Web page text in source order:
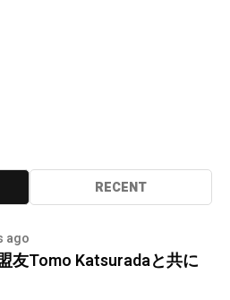
RECENT
ago
友Tomo Katsuradaと共に